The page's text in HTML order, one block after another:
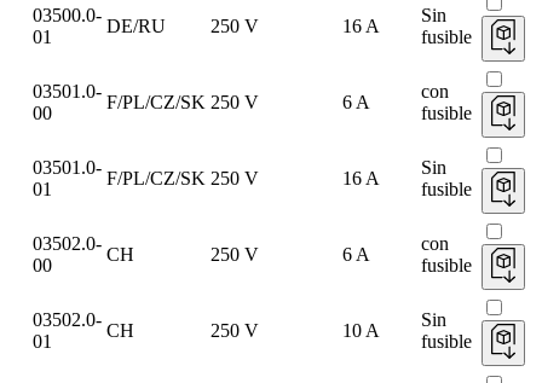
03500.0-
01
DE/RU 250 V 16 A
Sin
fusible
03501.0-
00
F/PL/CZ/SK 250 V 6 A
con
fusible
03501.0-
01
F/PL/CZ/SK 250 V 16 A
Sin
fusible
03502.0-
00
CH 250 V 6 A
con
fusible
03502.0-
01
CH 250 V 10 A
Sin
fusible